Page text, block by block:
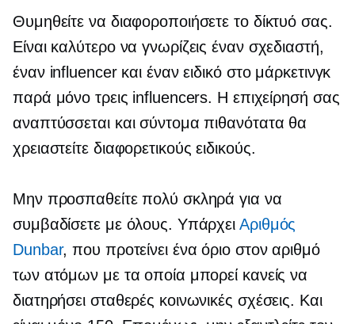
Θυμηθείτε να διαφοροποιήσετε το δίκτυό σας.
Είναι καλύτερο να γνωρίζεις έναν σχεδιαστή,
έναν influencer και έναν ειδικό στο μάρκετινγκ
παρά μόνο τρεις influencers. Η επιχείρησή σας
αναπτύσσεται και σύντομα πιθανότατα θα
χρειαστείτε διαφορετικούς ειδικούς.
Μην προσπαθείτε πολύ σκληρά για να
συμβαδίσετε με όλους. Υπάρχει Αριθμός
Dunbar, που προτείνει ένα όριο στον αριθμό
των ατόμων με τα οποία μπορεί κανείς να
διατηρήσει σταθερές κοινωνικές σχέσεις. Και